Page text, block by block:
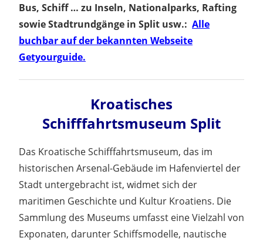
Bus, Schiff … zu Inseln, Nationalparks, Rafting
sowie Stadtrundgänge in Split usw.: Alle
buchbar auf der bekannten Webseite
Getyourguide.
Kroatisches
Schifffahrtsmuseum Split
Das Kroatische Schifffahrtsmuseum, das im
historischen Arsenal-Gebäude im Hafenviertel der
Stadt untergebracht ist, widmet sich der
maritimen Geschichte und Kultur Kroatiens. Die
Sammlung des Museums umfasst eine Vielzahl von
Exponaten, darunter Schiffsmodelle, nautische